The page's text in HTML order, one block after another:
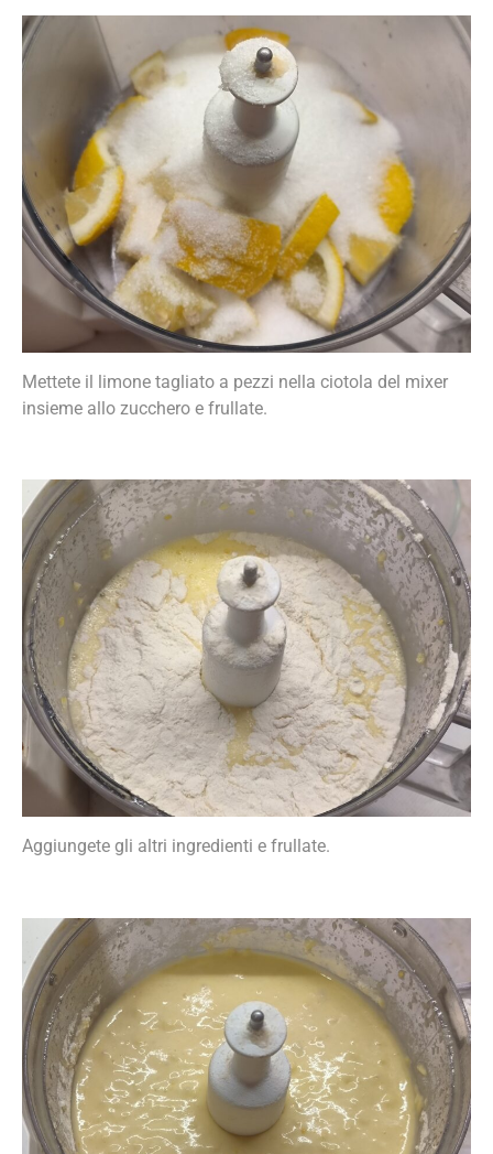
Mettete il limone tagliato a pezzi nella ciotola del mixer
insieme allo zucchero e frullate.
Aggiungete gli altri ingredienti e frullate.